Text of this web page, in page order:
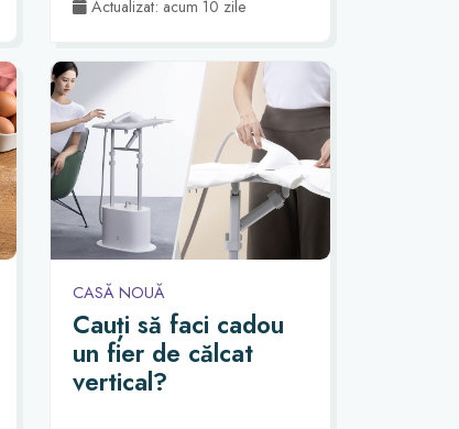
Actualizat: acum 10 zile
CASĂ NOUĂ
Cauți să faci cadou
un fier de călcat
vertical?